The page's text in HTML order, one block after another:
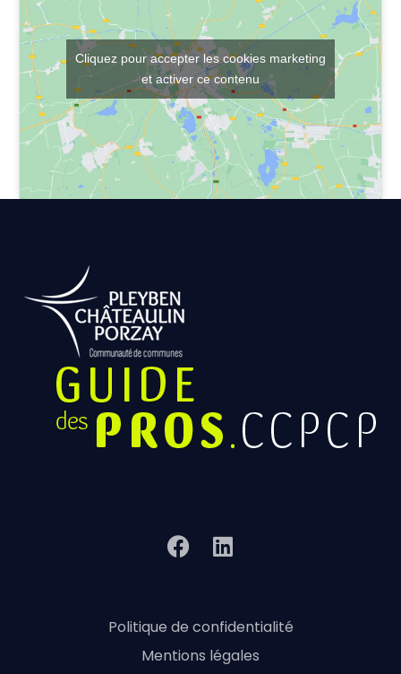
Cliquez pour accepter les cookies marketing
et activer ce contenu
Politique de confidentialité
Mentions légales